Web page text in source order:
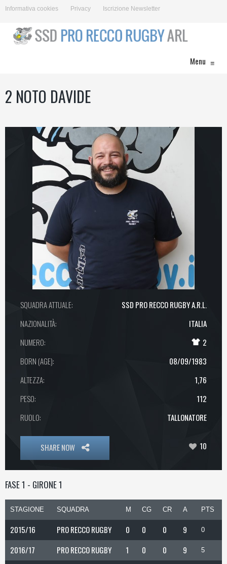
Informativa cookies Privacy Iscrizione Newsletter
Menu ≡
2 NOTO DAVIDE
SQUADRA ATTUALE:
SSD PRO RECCO RUGBY A.R.L.
NAZIONALITÀ:
ITALIA
NUMERO:
2
BORN (AGE):
08/09/1983
ALTEZZA:
1,76
PESO:
112
RUOLO:
TALLONATORE
SHARE NOW 10
FASE 1 - GIRONE 1
STAGIONE SQUADRA M CG CR A PTS
2015/16 PRO RECCO RUGBY 0 0 0 9 0
2016/17 PRO RECCO RUGBY 1 0 0 9 5